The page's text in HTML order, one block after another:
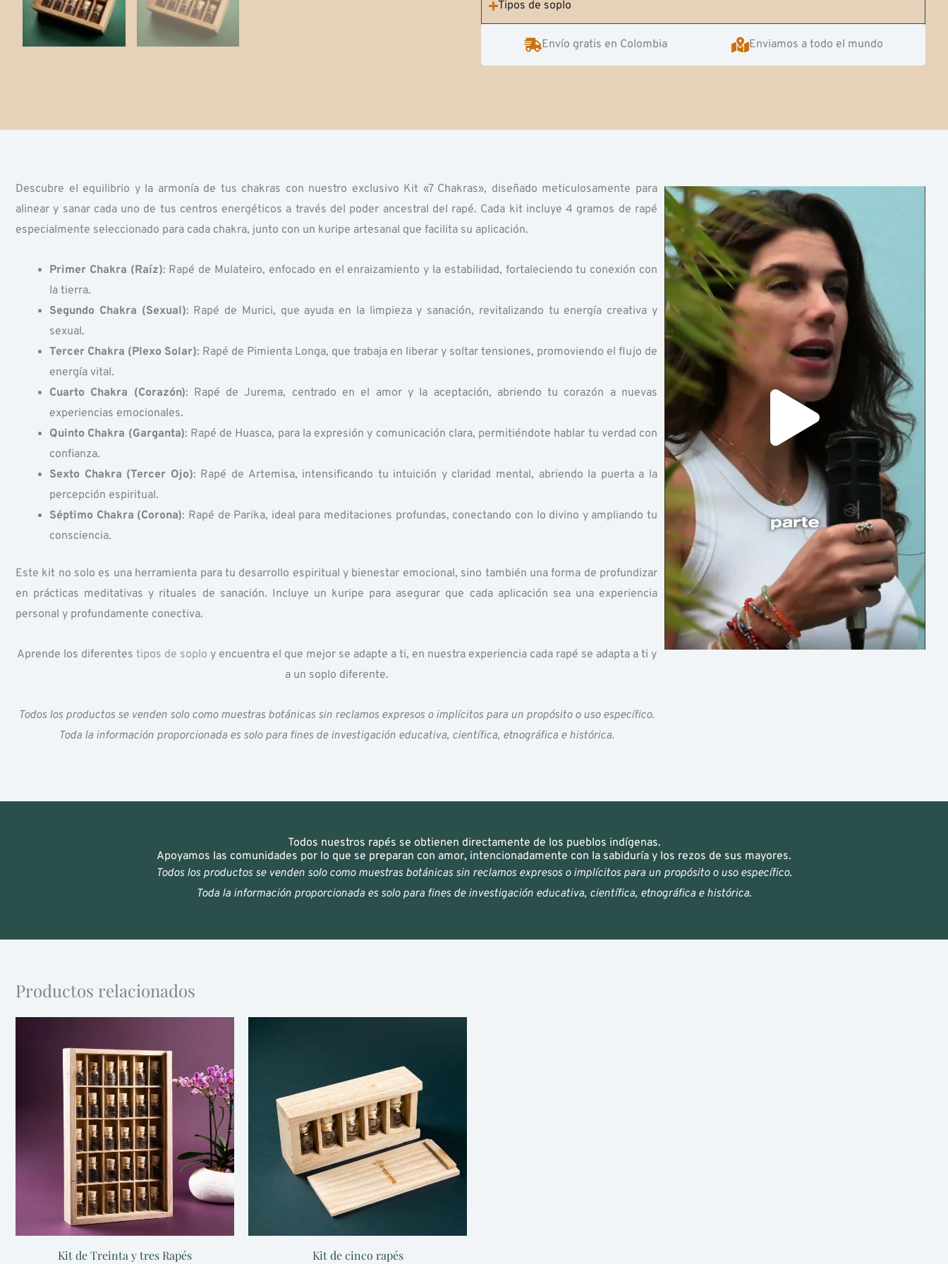
Tipos de soplo
Envío gratis en Colombia Enviamos a todo el mundo
Descubre el equilibrio y la armonía de tus chakras con nuestro exclusivo Kit «7 Chakras», diseñado meticulosamente para
alinear y sanar cada uno de tus centros energéticos a través del poder ancestral del rapé. Cada kit incluye 4 gramos de rapé
especialmente seleccionado para cada chakra, junto con un kuripe artesanal que facilita su aplicación.
Primer Chakra (Raíz): Rapé de Mulateiro, enfocado en el enraizamiento y la estabilidad, fortaleciendo tu conexión con
la tierra.
Segundo Chakra (Sexual): Rapé de Murici, que ayuda en la limpieza y sanación, revitalizando tu energía creativa y
sexual.
Tercer Chakra (Plexo Solar): Rapé de Pimienta Longa, que trabaja en liberar y soltar tensiones, promoviendo el flujo de
energía vital.
Cuarto Chakra (Corazón): Rapé de Jurema, centrado en el amor y la aceptación, abriendo tu corazón a nuevas
experiencias emocionales.
Quinto Chakra (Garganta): Rapé de Huasca, para la expresión y comunicación clara, permitiéndote hablar tu verdad con
confianza.
Sexto Chakra (Tercer Ojo): Rapé de Artemisa, intensificando tu intuición y claridad mental, abriendo la puerta a la
percepción espiritual.
Séptimo Chakra (Corona): Rapé de Parika, ideal para meditaciones profundas, conectando con lo divino y ampliando tu
consciencia.
Este kit no solo es una herramienta para tu desarrollo espiritual y bienestar emocional, sino también una forma de profundizar
en prácticas meditativas y rituales de sanación. Incluye un kuripe para asegurar que cada aplicación sea una experiencia
personal y profundamente conectiva.
Aprende los diferentes tipos de soplo y encuentra el que mejor se adapte a ti, en nuestra experiencia cada rapé se adapta a ti y
a un soplo diferente.
Todos los productos se venden solo como muestras botánicas sin reclamos expresos o implícitos para un propósito o uso específico.
Toda la información proporcionada es solo para fines de investigación educativa, científica, etnográfica e histórica.
Play
Todos nuestros rapés se obtienen directamente de los pueblos indígenas.
Apoyamos las comunidades por lo que se preparan con amor, intencionadamente con la sabiduría y los rezos de sus mayores.
Todos los productos se venden solo como muestras botánicas sin reclamos expresos o implícitos para un propósito o uso específico.
Toda la información proporcionada es solo para fines de investigación educativa, científica, etnográfica e histórica.
Productos relacionados
Kit de Treinta y tres Rapés Kit de cinco rapés